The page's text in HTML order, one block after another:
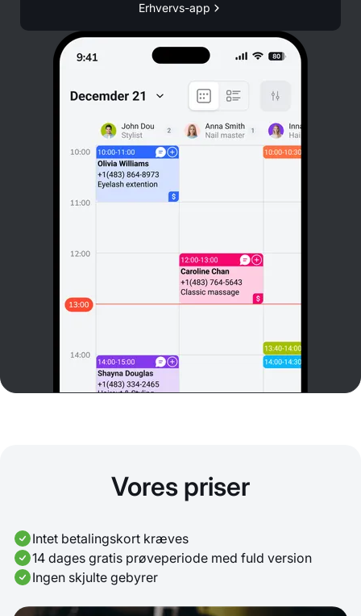
Erhvervs-app
Vores priser
Intet betalingskort kræves
14 dages gratis prøveperiode med fuld version
Ingen skjulte gebyrer